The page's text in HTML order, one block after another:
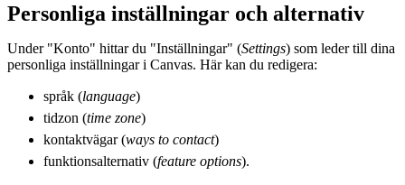
Personliga inställningar och alternativ
Under "Konto" hittar du "Inställningar" (Settings) som leder till dina
personliga inställningar i Canvas. Här kan du redigera:
språk (language)
tidzon (time zone)
kontaktvägar (ways to contact)
funktionsalternativ (feature options).